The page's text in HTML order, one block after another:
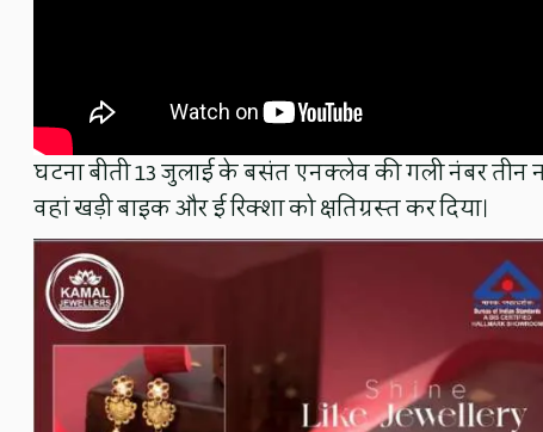
घटना बीती 13 जुलाई के बसंत एनक्लेव की गली नंबर तीन
वहां खड़ी बाइक और ई रिक्शा को क्षतिग्रस्त कर दिया।